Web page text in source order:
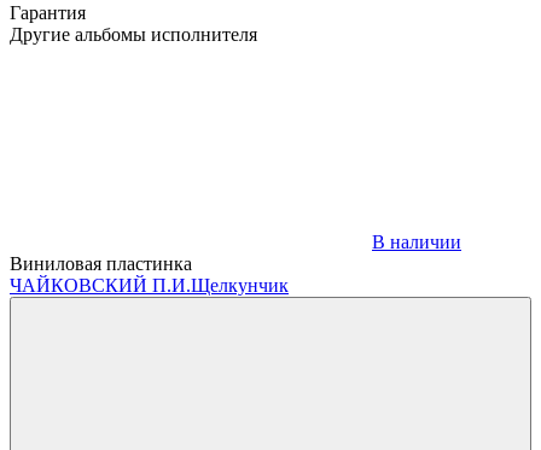
Гарантия
Другие альбомы исполнителя
В наличии
Виниловая пластинка
ЧАЙКОВСКИЙ П.И.Щелкунчик